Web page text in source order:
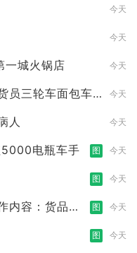
今天
今天
一城火锅店 今天
员三轮车面包车
今天
人 今天
电瓶车手 图 今天
图 今天
内容：货品分
图 今天
图 今天